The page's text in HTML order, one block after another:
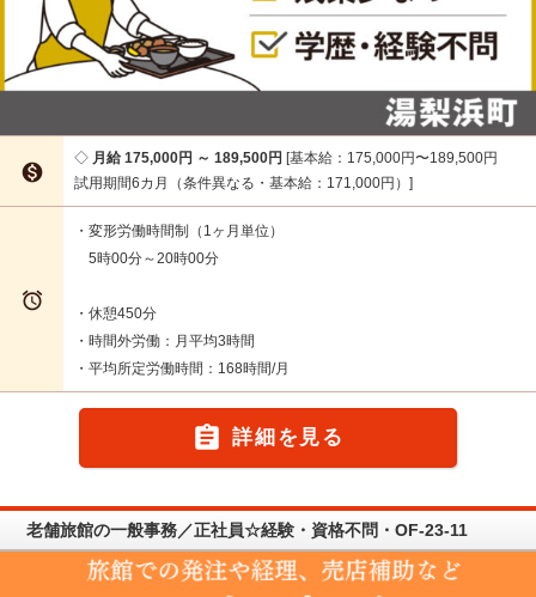

月給 175,000円 ～ 189,500円 基本給：175,000円〜189,500円
試用期間6カ月（条件異なる・基本給：171,000円）

・変形労働時間制（1ヶ月単位）
5時00分～20時00分
・休憩450分
・時間外労働：月平均3時間
・平均所定労働時間：168時間/月
 詳細を見る
老舗旅館の一般事務／正社員☆経験・資格不問・OF-23-11